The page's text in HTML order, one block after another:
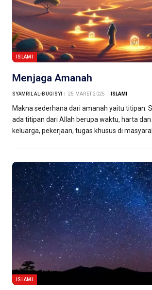
ISLAMI
Menjaga Amanah
SYAMRIL AL-BUGISYI 25 MARET 2025 ISLAMI
Makna sederhana dari amanah yaitu titipan.
ada titipan dari Allah berupa waktu, harta
keluarga, pekerjaan, tugas khusus di
ISLAMI